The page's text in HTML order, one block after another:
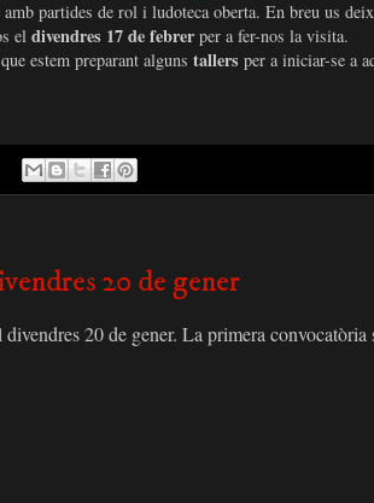
partides de rol i ludoteca oberta. En breu us
el divendres 17 de febrer per a fer-nos la visita.
estem preparant alguns tallers per a iniciar-se a
20 de gener
20 de gener. La primera convocatòria